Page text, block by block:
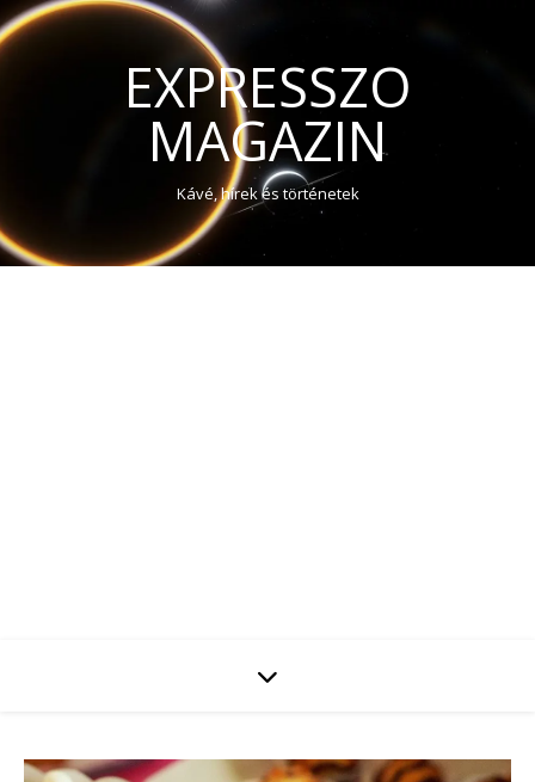
EXPRESSZO
MAGAZIN
Kávé, hírek és történetek